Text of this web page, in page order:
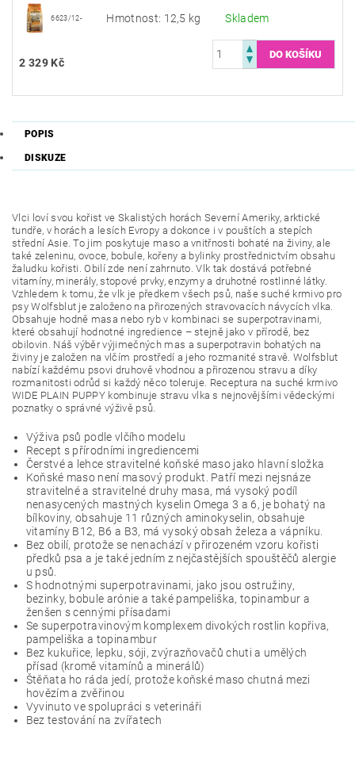
6623/12- Hmotnost: 12,5 kg Skladem
2 329 Kč
POPIS
DISKUZE
Vlci loví svou kořist ve Skalistých horách Severní Ameriky, arktické
tundře, v horách a lesích Evropy a dokonce i v pouštích a stepích
střední Asie. To jim poskytuje maso a vnitřnosti bohaté na živiny, ale
také zeleninu, ovoce, bobule, kořeny a bylinky prostřednictvím obsahu
žaludku kořisti. Obilí zde není zahrnuto. Vlk tak dostává potřebné
vitamíny, minerály, stopové prvky, enzymy a druhotné rostlinné látky.
Vzhledem k tomu, že vlk je předkem všech psů, naše suché krmivo pro
psy Wolfsblut je založeno na přirozených stravovacích návycích vlka.
Obsahuje hodně masa nebo ryb v kombinaci se superpotravinami,
které obsahují hodnotné ingredience – stejně jako v přírodě, bez
obilovin. Náš výběr výjimečných mas a superpotravin bohatých na
živiny je založen na vlčím prostředí a jeho rozmanité stravě. Wolfsblut
nabízí každému psovi druhově vhodnou a přirozenou stravu a díky
rozmanitosti odrůd si každý něco toleruje. Receptura na suché krmivo
WIDE PLAIN PUPPY kombinuje stravu vlka s nejnovějšími vědeckými
poznatky o správné výživě psů.
Výživa psů podle vlčího modelu
Recept s přírodními ingrediencemi
Čerstvé a lehce stravitelné koňské maso jako hlavní složka
Koňské maso není masový produkt. Patří mezi nejsnáze
stravitelné a stravitelné druhy masa, má vysoký podíl
nenasycených mastných kyselin Omega 3 a 6, je bohatý na
bílkoviny, obsahuje 11 různých aminokyselin, obsahuje
vitamíny B12, B6 a B3, má vysoký obsah železa a vápníku.
Bez obilí, protože se nenachází v přirozeném vzoru kořisti
předků psa a je také jedním z nejčastějších spouštěčů alergie
u psů.
S hodnotnými superpotravinami, jako jsou ostružiny,
bezinky, bobule arónie a také pampeliška, topinambur a
ženšen s cennými přísadami
Se superpotravinovým komplexem divokých rostlin kopřiva,
pampeliška a topinambur
Bez kukuřice, lepku, sóji, zvýrazňovačů chuti a umělých
přísad (kromě vitamínů a minerálů)
Štěňata ho ráda jedí, protože koňské maso chutná mezi
hovězím a zvěřinou
Vyvinuto ve spolupráci s veterináři
Bez testování na zvířatech